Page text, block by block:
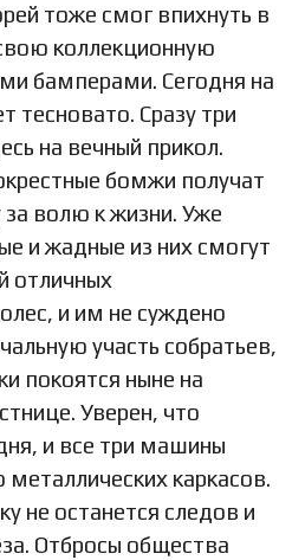
тоже смог впихнуть в
коллекционную
бамперами. Сегодня на
тесновато. Сразу три
на вечный прикол.
бомжи получат
волю к жизни. Уже
и жадные из них смогут
отличных
и им не суждено
участь собратьев,
покоятся ныне на
Уверен, что
и все три машины
каркасов.
не останется следов и
Отбросы общества